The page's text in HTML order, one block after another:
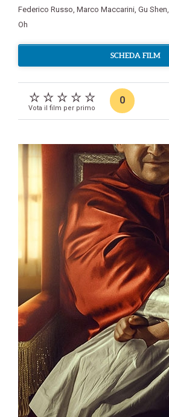
Federico Russo, Marco Maccarini, Gu Shen,
Oh
SCHEDA FILM
Vota il film per primo
0